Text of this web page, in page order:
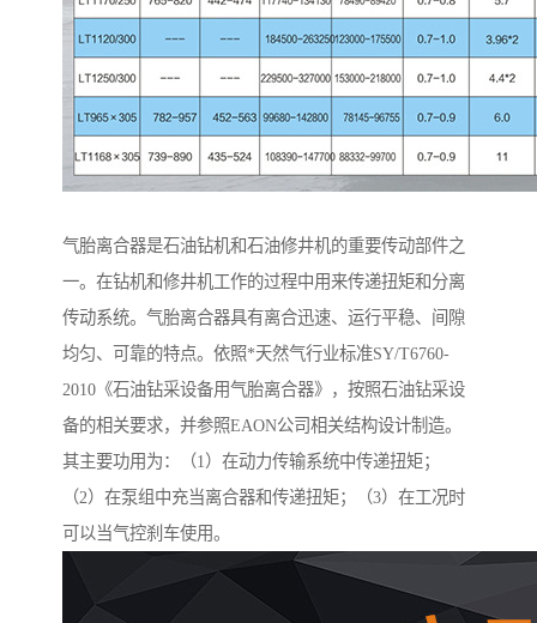
气胎离合器是石油钻机和石油修井机的重要传动部件之
一。在钻机和修井机工作的过程中用来传递扭矩和分离
传动系统。气胎离合器具有离合迅速、运行平稳、间隙
均匀、可靠的特点。依照*天然气行业标准SY/T6760-
2010《石油钻采设备用气胎离合器》，按照石油钻采设
备的相关要求，并参照EAON公司相关结构设计制造。
其主要功用为：（1）在动力传输系统中传递扭矩；
（2）在泵组中充当离合器和传递扭矩；（3）在工况时
可以当气控刹车使用。